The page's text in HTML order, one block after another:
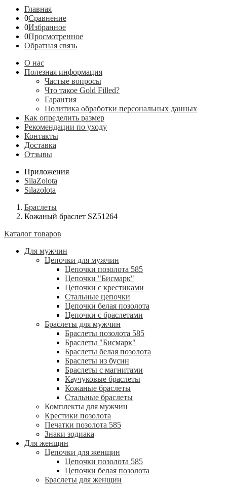
Главная
0Сравнение
0Избранное
0Просмотренное
Обратная связь
О нас
Полезная информация
Частые вопросы
Что такое Gold Filled?
Гарантия
Политика обработки персональных данных
Как определить размер
Рекомендации по уходу
Контакты
Доставка
Отзывы
Приложения
SilaZolota
Silazolota
Браслеты
Кожаный браслет SZ51264
Каталог товаров
Для мужчин
Цепочки для мужчин
Цепочки позолота 585
Цепочки "Бисмарк"
Цепочки с крестиками
Стальные цепочки
Цепочки белая позолота
Цепочки с браслетами
Браслеты для мужчин
Браслеты позолота 585
Браслеты "Бисмарк"
Браслеты белая позолота
Браслеты из бусин
Браслеты с магнитами
Каучуковые браслеты
Кожаные браслеты
Стальные браслеты
Комплекты для мужчин
Крестики позолота
Печатки позолота 585
Знаки зодиака
Для женщин
Цепочки для женщин
Цепочки позолота 585
Цепочки белая позолота
Браслеты для женщин